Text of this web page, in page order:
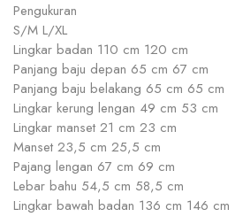
Pengukuran
S/M L/XL
Lingkar badan 110 cm 120 cm
Panjang baju depan 65 cm 67 cm
Panjang baju belakang 65 cm 65 cm
Lingkar kerung lengan 49 cm 53 cm
Lingkar manset 21 cm 23 cm
Manset 23,5 cm 25,5 cm
Pajang lengan 67 cm 69 cm
Lebar bahu 54,5 cm 58,5 cm
Lingkar bawah badan 136 cm 146 cm